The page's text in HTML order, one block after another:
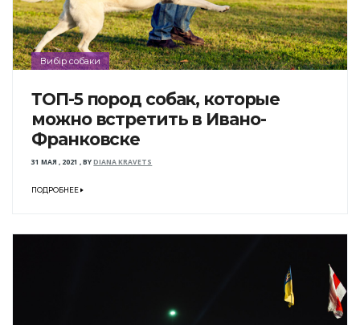
Вибір собаки
ТОП-5 пород собак, которые
можно встретить в Ивано-
Франковске
31 МАЯ , 2021 ,BYDIANA KRAVETS
ПОДРОБНЕЕ